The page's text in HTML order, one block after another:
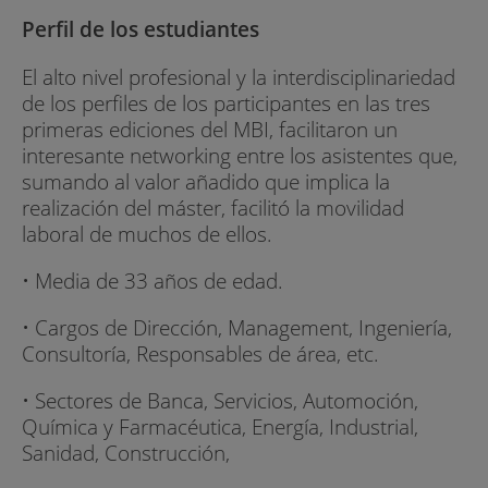
Los alumnos de este máster tendrán acceso al
y comunicación entre alumnos, profesores,
dirección y coordinación del curso. Permite
obtener la documentación de cada sesión
formativa antes de su inicio, trabajar en equipo,
hacer consultas a los profesores, visualizar sus
notas...
visualizar ofertas de trabajo de su área de
conocimiento y presentar su candidatura en un
entorno confidencial. La bolsa de trabajo tiene
un volumen anual de más de 1.000 ofertas de
trabajo, entre contratos laborales y convenios de
colaboración en prácticas.
Perfil de los estudiantes
El alto nivel profesional y la interdisciplinariedad
de los perfiles de los participantes en las tres
primeras ediciones del MBI, facilitaron un
interesante networking entre los asistentes que,
sumando al valor añadido que implica la
realización del máster, facilitó la movilidad
laboral de muchos de ellos.
• Media de 33 años de edad.
• Cargos de Dirección, Management, Ingeniería,
Consultoría, Responsables de área, etc.
• Sectores de Banca, Servicios, Automoción,
Química y Farmacéutica, Energía, Industrial,
Sanidad, Construcción,